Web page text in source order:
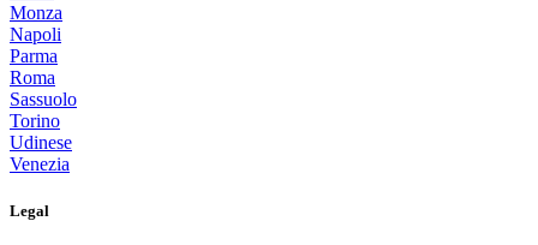
Monza
Napoli
Parma
Roma
Sassuolo
Torino
Udinese
Venezia
Legal